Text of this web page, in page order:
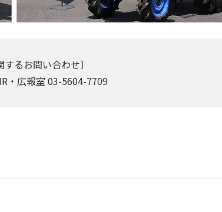
するお問い合わせ〕
・広報室 03-5604-7709